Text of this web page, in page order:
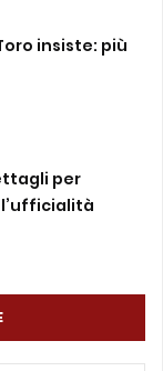
insiste: più
per